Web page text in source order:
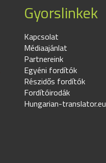
Gyorslinkek
Kapcsolat
Médiaajánlat
Partnereink
Egyéni fordítók
Részidős fordítók
Fordítóirodák
Hungarian-translator.eu